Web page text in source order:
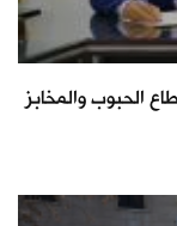
الحبوب والمخابز